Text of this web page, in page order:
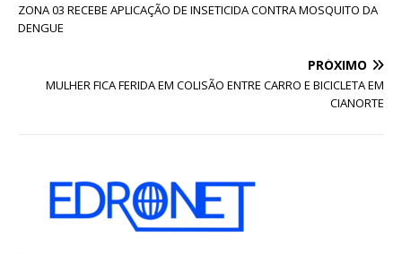
ZONA 03 RECEBE APLICAÇÃO DE INSETICIDA CONTRA MOSQUITO DA
DENGUE
PRÓXIMO
MULHER FICA FERIDA EM COLISÃO ENTRE CARRO E BICICLETA EM
CIANORTE